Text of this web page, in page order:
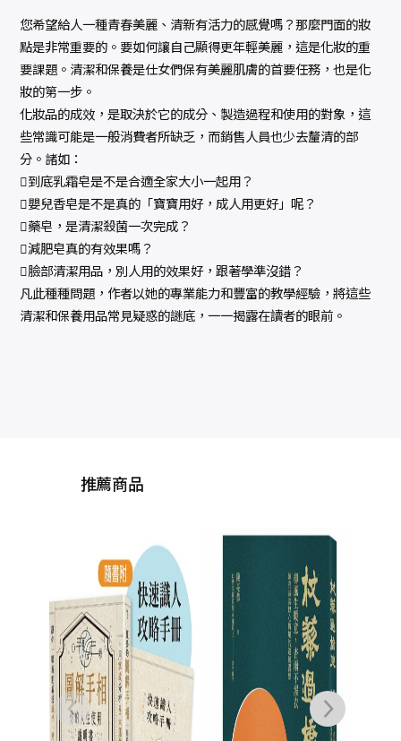
您希望給人一種青春美麗、清新有活力的感覺嗎？那麼門面的妝
點是非常重要的。要如何讓自己顯得更年輕美麗，這是化妝的重
要課題。清潔和保養是仕女們保有美麗肌膚的首要任務，也是化
妝的第一步。
化妝品的成效，是取決於它的成分、製造過程和使用的對象，這
些常識可能是一般消費者所缺乏，而銷售人員也少去釐清的部
分。諸如：
到底乳霜皂是不是合適全家大小一起用？
嬰兒香皂是不是真的「寶寶用好，成人用更好」呢？
藥皂，是清潔殺菌一次完成？
減肥皂真的有效果嗎？
臉部清潔用品，別人用的效果好，跟著學準沒錯？
凡此種種問題，作者以她的專業能力和豐富的教學經驗，將這些
清潔和保養用品常見疑惑的謎底，一一揭露在讀者的眼前。
推薦商品
大美近觀．故宮書畫
2026年月曆
何炎泉
500